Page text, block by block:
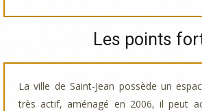
Les points
La ville de Saint-Jean possède un
très actif, aménagé en 2006, il peut